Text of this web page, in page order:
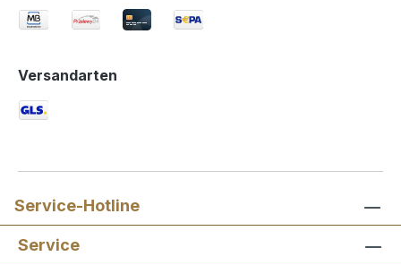
Versandarten
Service-Hotline
Service